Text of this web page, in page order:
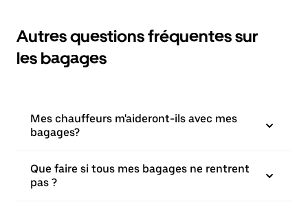
Autres questions fréquentes sur
les bagages
Mes chauffeurs m'aideront-ils avec mes
bagages?
Que faire si tous mes bagages ne rentrent
pas ?